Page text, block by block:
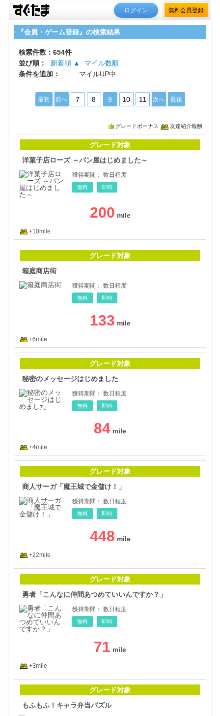
ログイン 無料会員登録
『会員・ゲーム登録』の検索結果
検索件数：654件
並び順：
新着順 ▲
マイル数順
条件を追加：
マイルUP中
最初 前へ 7 8 9 10 11 次へ 最後
グレードボーナス 友達紹介報酬
グレード対象
洋菓子店ローズ ～パン屋はじめました～
獲得期間： 数日程度
無料 即時
200
+10mile
グレード対象
箱庭商店街
獲得期間： 数日程度
無料 即時
133
+6mile
グレード対象
秘密のメッセージはじめました
獲得期間： 数日程度
無料 即時
84
+4mile
グレード対象
商人サーガ「魔王城で金儲け！」
獲得期間： 数日程度
無料 即時
448
+22mile
グレード対象
勇者「こんなに仲間あつめていいんですか？」
獲得期間： 数日程度
無料 即時
71
+3mile
グレード対象
もふもふ！キャラ弁当パズル